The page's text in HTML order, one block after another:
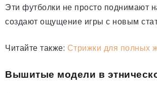
Эти футболки не просто поднимают
создают ощущение игры с новым
Читайте также: Стрижки для полных
Вышитые модели в